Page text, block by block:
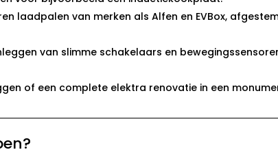
laadpalen van merken als Alfen en EVBox,
van slimme schakelaars en
of een complete elektra renovatie in een